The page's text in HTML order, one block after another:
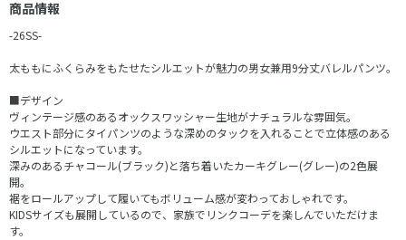
商品情報
-26SS-
太ももにふくらみをもたせたシルエットが魅力の男女兼用9分丈バレルパンツ。
■デザイン
ヴィンテージ感のあるオックスワッシャー生地がナチュラルな雰囲気。
ウエスト部分にタイパンツのような深めのタックを入れることで立体感のある
シルエットになっています。
深みのあるチャコール(ブラック)と落ち着いたカーキグレー(グレー)の2色展
開。
裾をロールアップして履いてもボリューム感が変わっておしゃれです。
KIDSサイズも展開しているので、家族でリンクコーデを楽しんでいただけま
す。